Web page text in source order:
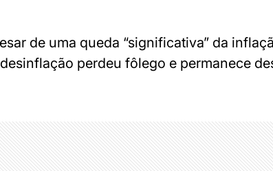
de uma queda “significativa” da
perdeu fôlego e permanece